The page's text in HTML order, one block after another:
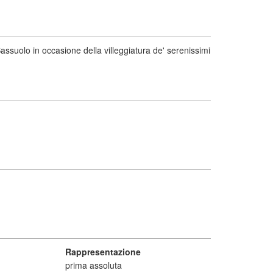
in occasione della villeggiatura de' serenissimi
Rappresentazione
prima assoluta